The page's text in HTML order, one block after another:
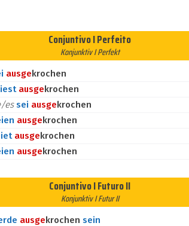
Conjuntivo I Perfeito
Konjunktiv I Perfekt
ausgekrochen
ausgekrochen
essei ausgekrochen
ausgekrochen
ausgekrochen
ausgekrochen
Conjuntivo I Futuro II
Konjunktiv I Futur II
ausgekrochen sein